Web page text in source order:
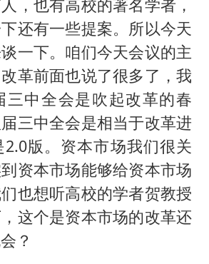
，也有高校的著名学者，
还有一些提案。所以今天
一下。咱们今天会议的主
革前面也说了很多了，我
三中全会是吹起改革的春
三中全会是相当于改革进
2.0版。资本市场我们很关
资本市场能够给资本市场
也想听高校的学者贺教授
这个是资本市场的改革还
？